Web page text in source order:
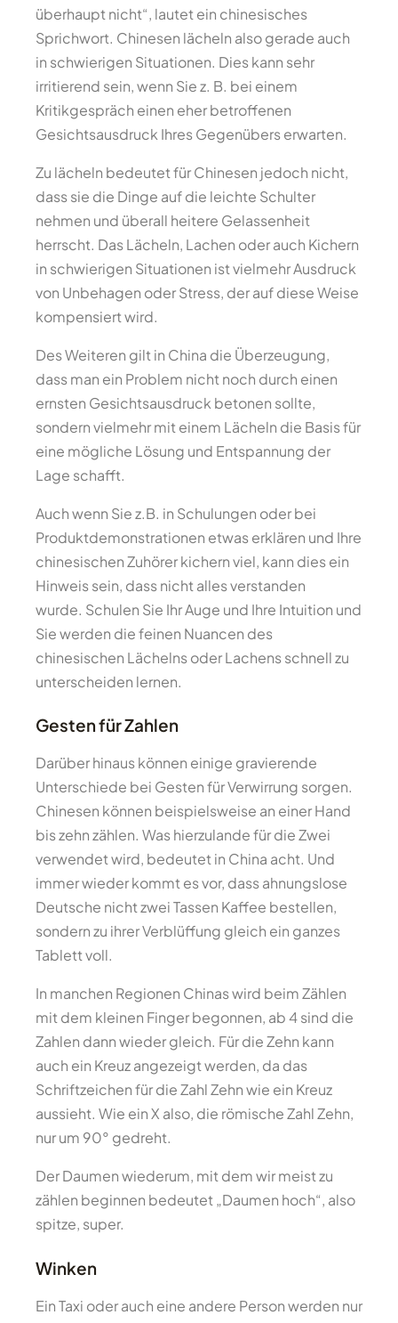
überhaupt nicht“, lautet ein chinesisches
Sprichwort. Chinesen lächeln also gerade auch
in schwierigen Situationen. Dies kann sehr
irritierend sein, wenn Sie z. B. bei einem
Kritikgespräch einen eher betroffenen
Gesichtsausdruck Ihres Gegenübers erwarten.
Zu lächeln bedeutet für Chinesen jedoch nicht,
dass sie die Dinge auf die leichte Schulter
nehmen und überall heitere Gelassenheit
herrscht. Das Lächeln, Lachen oder auch Kichern
in schwierigen Situationen ist vielmehr Ausdruck
von Unbehagen oder Stress, der auf diese Weise
kompensiert wird.
Des Weiteren gilt in China die Überzeugung,
dass man ein Problem nicht noch durch einen
ernsten Gesichtsausdruck betonen sollte,
sondern vielmehr mit einem Lächeln die Basis für
eine mögliche Lösung und Entspannung der
Lage schafft.
Auch wenn Sie z.B. in Schulungen oder bei
Produktdemonstrationen etwas erklären und Ihre
chinesischen Zuhörer kichern viel, kann dies ein
Hinweis sein, dass nicht alles verstanden
wurde. Schulen Sie Ihr Auge und Ihre Intuition und
Sie werden die feinen Nuancen des
chinesischen Lächelns oder Lachens schnell zu
unterscheiden lernen.
Gesten für Zahlen
Darüber hinaus können einige gravierende
Unterschiede bei Gesten für Verwirrung sorgen.
Chinesen können beispielsweise an einer Hand
bis zehn zählen. Was hierzulande für die Zwei
verwendet wird, bedeutet in China acht. Und
immer wieder kommt es vor, dass ahnungslose
Deutsche nicht zwei Tassen Kaffee bestellen,
sondern zu ihrer Verblüffung gleich ein ganzes
Tablett voll.
In manchen Regionen Chinas wird beim Zählen
mit dem kleinen Finger begonnen, ab 4 sind die
Zahlen dann wieder gleich. Für die Zehn kann
auch ein Kreuz angezeigt werden, da das
Schriftzeichen für die Zahl Zehn wie ein Kreuz
aussieht. Wie ein X also, die römische Zahl Zehn,
nur um 90° gedreht.
Der Daumen wiederum, mit dem wir meist zu
zählen beginnen bedeutet „Daumen hoch“, also
spitze, super.
Winken
Ein Taxi oder auch eine andere Person werden nur